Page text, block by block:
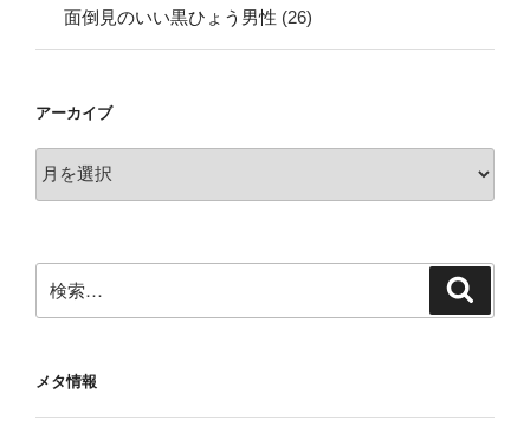
面倒見のいい黒ひょう男性 (26)
アーカイブ
ー
索:
メタ情報